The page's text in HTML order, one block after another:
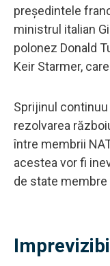
președintele
ministrul italian
polonez Donald
Keir Starmer,
Sprijinul continuu
rezolvarea
între membrii
acestea vor fi
de state membre